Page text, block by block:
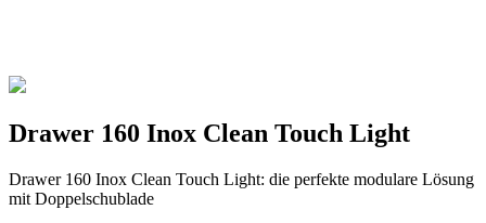
Drawer 160 Inox Clean Touch Light
Drawer 160 Inox Clean Touch Light: die perfekte modulare Lösung
mit Doppelschublade